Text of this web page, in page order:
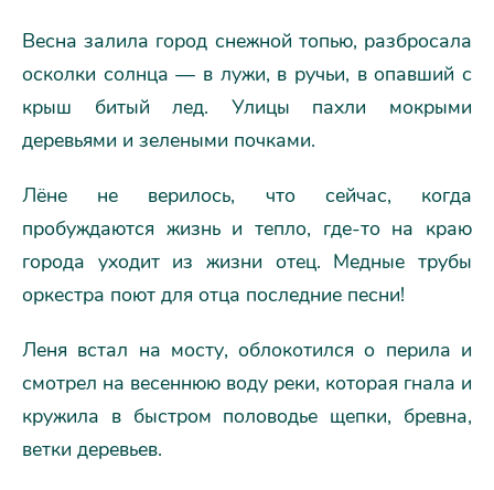
Весна залила город снежной топью, разбросала
осколки солнца — в лужи, в ручьи, в опавший с
крыш битый лед. Улицы пахли мокрыми
деревьями и зелеными почками.
Лёне не верилось, что сейчас, когда
пробуждаются жизнь и тепло, где-то на краю
города уходит из жизни отец. Медные трубы
оркестра поют для отца последние песни!
Леня встал на мосту, облокотился о перила и
смотрел на весеннюю воду реки, которая гнала и
кружила в быстром половодье щепки, бревна,
ветки деревьев.